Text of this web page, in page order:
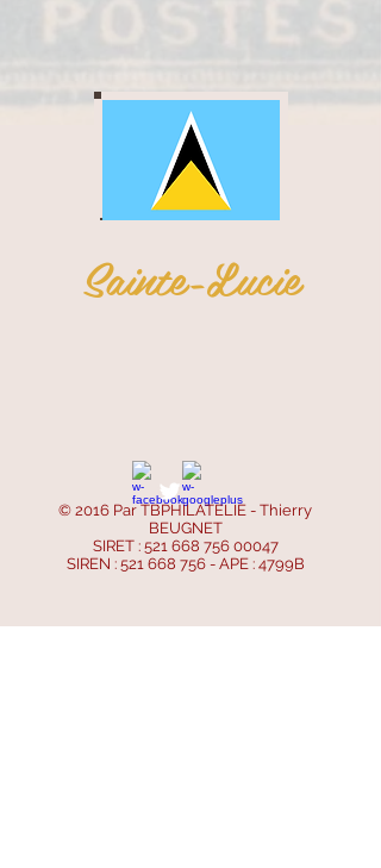
Sainte-Lucie
© 2016 Par TBPHILATELIE - Thierry
BEUGNET
SIRET : 521 668 756 00047
SIREN : 521 668 756- APE : 4799B